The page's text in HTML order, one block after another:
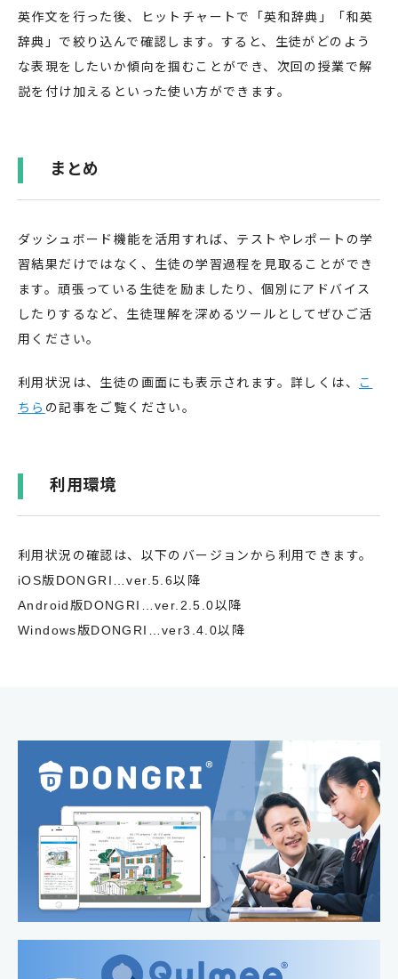
英作文を行った後、ヒットチャートで「英和辞典」「和英
辞典」で絞り込んで確認します。すると、生徒がどのよう
な表現をしたいか傾向を掴むことができ、次回の授業で解
説を付け加えるといった使い方ができます。
まとめ
ダッシュボード機能を活用すれば、テストやレポートの学
習結果だけではなく、生徒の学習過程を見取ることができ
ます。頑張っている生徒を励ましたり、個別にアドバイス
したりするなど、生徒理解を深めるツールとしてぜひご活
用ください。
利用状況は、生徒の画面にも表示されます。詳しくは、
こ
ちら の記事をご覧ください。
利用環境
利用状況の確認は、以下のバージョンから利用できます。
iOS版DONGRI…ver.5.6以降
Android版DONGRI…ver.2.5.0以降
Windows版DONGRI…ver3.4.0以降